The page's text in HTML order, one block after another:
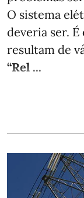
O sistema
deveria ser.
resultam de
“Rel ...